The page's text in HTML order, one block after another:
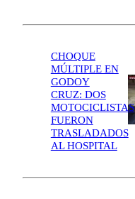
CHOQUE
MÚLTIPLE EN
GODOY
CRUZ: DOS
MOTOCICLISTAS
FUERON
TRASLADADOS
AL HOSPITAL